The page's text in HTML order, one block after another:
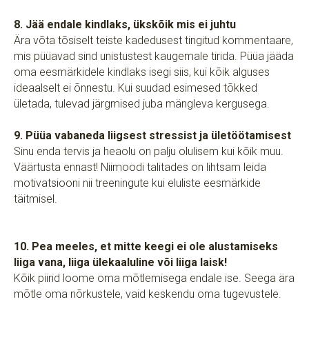
8. Jää endale kindlaks, ükskõik mis ei juhtu
Ära võta tõsiselt teiste kadedusest tingitud kommentaare,
mis püüavad sind unistustest kaugemale tirida. Püüa jääda
oma eesmärkidele kindlaks isegi siis, kui kõik alguses
ideaalselt ei õnnestu. Kui suudad esimesed tõkked
ületada, tulevad järgmised juba mängleva kergusega.
9. Püüa vabaneda liigsest stressist ja ületöötamisest
Sinu enda tervis ja heaolu on palju olulisem kui kõik muu.
Väärtusta ennast! Niimoodi talitades on lihtsam leida
motivatsiooni nii treeningute kui eluliste eesmärkide
täitmisel.
10. Pea meeles, et mitte keegi ei ole alustamiseks
liiga vana, liiga ülekaaluline või liiga laisk!
Kõik piirid loome oma mõtlemisega endale ise. Seega ära
mõtle oma nõrkustele, vaid keskendu oma tugevustele.